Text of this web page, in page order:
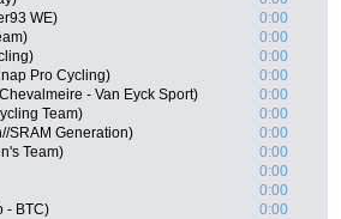
WE)
0:00
0:00
0:00
Pro Cycling)
0:00
- Van Eyck Sport)
0:00
Team)
0:00
SRAM Generation)
0:00
Team)
0:00
0:00
0:00
- BTC)
0:00